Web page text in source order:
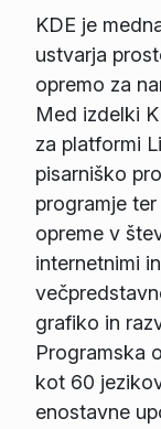
KDE je
ustvarja
opremo za
Med izdelki
za platformi
pisarniško
programje
opreme v
internetnimi
grafiko in
Programska
kot 60
enostavne